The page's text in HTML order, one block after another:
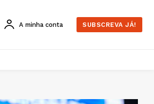
A minha conta SUBSCREVA JÁ!